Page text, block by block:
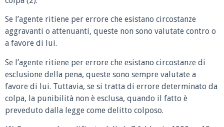
Se l’agente ritiene per errore che esistano circostanze
aggravanti o attenuanti, queste non sono valutate contro o
a favore di lui.
Se l’agente ritiene per errore che esistano circostanze di
esclusione della pena, queste sono sempre valutate a
favore di lui. Tuttavia, se si tratta di errore determinato da
colpa, la punibilità non è esclusa, quando il fatto è
preveduto dalla legge come delitto colposo.